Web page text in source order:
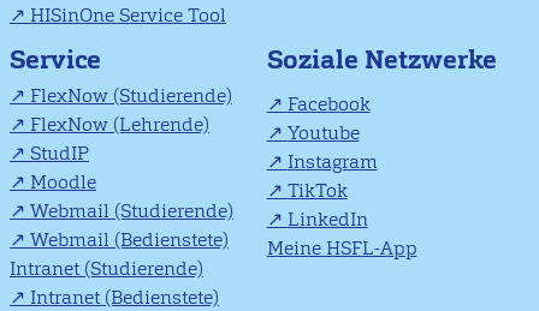
HISinOne Service Tool
Service
FlexNow (Studierende)
FlexNow (Lehrende)
StudIP
Moodle
Webmail (Studierende)
Webmail (Bedienstete)
Intranet (Studierende)
Intranet (Bedienstete)
Soziale Netzwerke
Facebook
Youtube
Instagram
TikTok
LinkedIn
Meine HSFL-App